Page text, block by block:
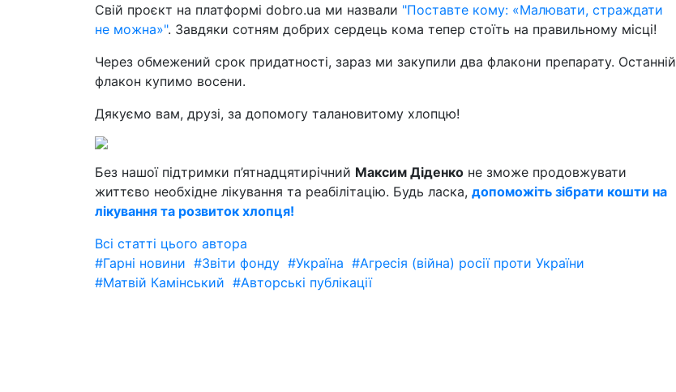
Свій проєкт на платформі dobro.ua ми назвали "Поставте кому: «Малювати, страждати
не можна»". Завдяки сотням добрих сердець кома тепер стоїть на правильному місці!
Через обмежений срок придатності, зараз ми закупили два флакони препарату. Останній
флакон купимо восени.
Дякуємо вам, друзі, за допомогу талановитому хлопцю!
Без нашої підтримки п’ятнадцятирічний Максим Діденко не зможе продовжувати
життєво необхідне лікування та реабілітацію. Будь ласка, допоможіть зібрати кошти на
лікування та розвиток хлопця!
Всі статті цього автора
#Гарні новини #Звіти фонду #Україна #Агресія (війна) росії проти України
#Матвій Камінський #Авторські публікації